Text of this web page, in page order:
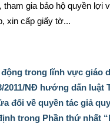
gia bảo hộ quyền lợi
xin cấp giấy tờ...
trong lĩnh vực giáo
2011/NĐ hướng dấn luật
đổi về quyền tác giả
trong Phần thứ nhất